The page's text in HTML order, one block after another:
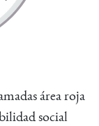
área roja
social